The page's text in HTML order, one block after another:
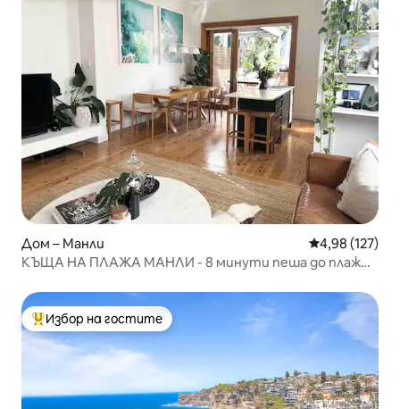
Дом – Манли Средна
4,98 (127)
КЪЩА НА ПЛАЖА МАНЛИ - 8 минути пеша до плаж
Най-популярен избор на гостите
Избор на гостите